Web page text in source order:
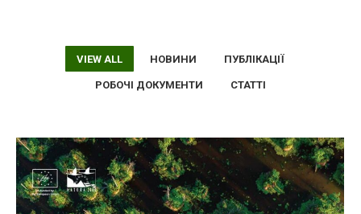
VIEW ALL НОВИНИ ПУБЛІКАЦІЇ
РОБОЧІ ДОКУМЕНТИ СТАТТІ